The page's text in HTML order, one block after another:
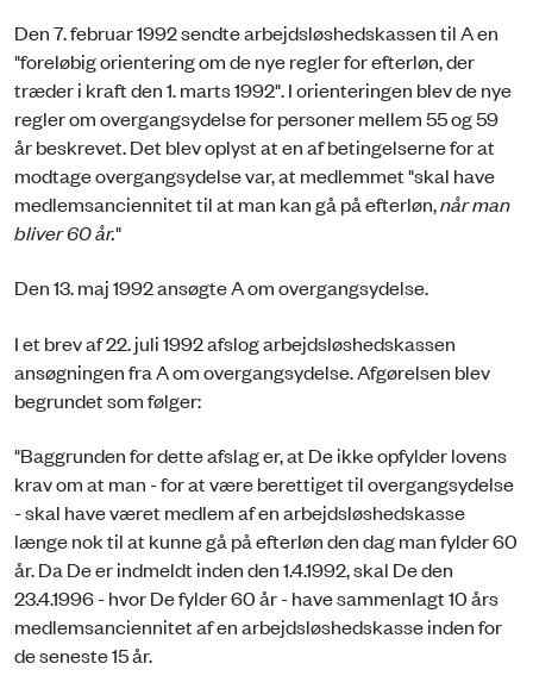
Den 7. februar 1992 sendte arbejdsløshedskassen til A en
"foreløbig orientering om de nye regler for efterløn, der
træder i kraft den 1. marts 1992". I orienteringen blev de nye
regler om overgangsydelse for personer mellem 55 og 59
år beskrevet. Det blev oplyst at en af betingelserne for at
modtage overgangsydelse var, at medlemmet "skal have
medlemsanciennitet til at man kan gå på efterløn,når man
bliver 60 år."
Den 13. maj 1992 ansøgte A om overgangsydelse.
I et brev af 22. juli 1992 afslog arbejdsløshedskassen
ansøgningen fra A om overgangsydelse. Afgørelsen blev
begrundet som følger:
"Baggrunden for dette afslag er, at De ikke opfylder lovens
krav om at man - for at være berettiget til overgangsydelse
- skal have været medlem af en arbejdsløshedskasse
længe nok til at kunne gå på efterløn den dag man fylder 60
år. Da De er indmeldt inden den 1.4.1992, skal De den
23.4.1996 - hvor De fylder 60 år - have sammenlagt 10 års
medlemsanciennitet af en arbejdsløshedskasse inden for
de seneste 15 år.